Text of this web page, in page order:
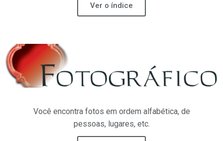
Ver o índice
Você encontra fotos em ordem alfabética, de
pessoas, lugares, etc.